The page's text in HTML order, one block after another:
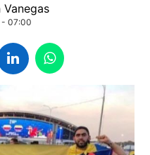
Vanegas
- 07:00